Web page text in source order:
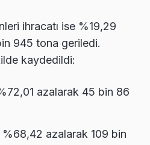
ihracatı ise %19,29
945 tona geriledi.
kaydedildi:
azalarak 45 bin 86
%68,42 azalarak 109 bin